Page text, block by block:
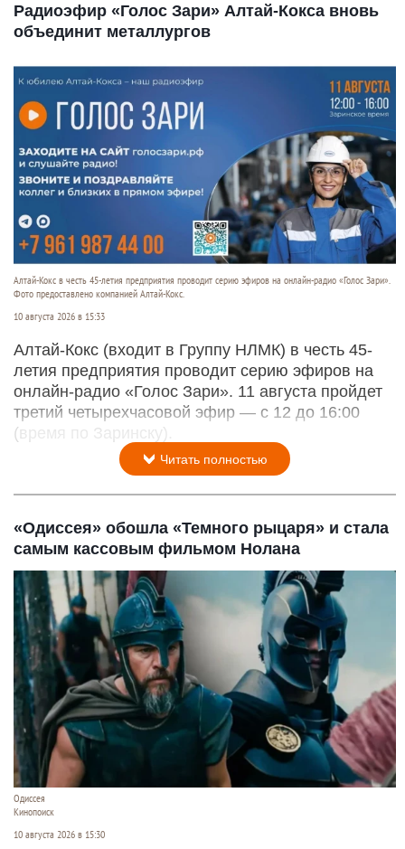
Радиоэфир «Голос Зари» Алтай-Кокса вновь
объединит металлургов
Алтай-Кокс в честь 45-летия предприятия проводит серию эфиров на онлайн-радио «Голос Зари».
Фото предоставлено компанией Алтай-Кокс.
10 августа 2026 в 15:33
Алтай-Кокс (входит в Группу НЛМК) в честь 45-
летия предприятия проводит серию эфиров на
онлайн-радио «Голос Зари». 11 августа пройдет
третий четырехчасовой эфир — с 12 до 16:00
(время по Заринску).
Читать полностью
«Одиссея» обошла «Темного рыцаря» и стала
самым кассовым фильмом Нолана
Одиссея
Кинопоиск
10 августа 2026 в 15:30